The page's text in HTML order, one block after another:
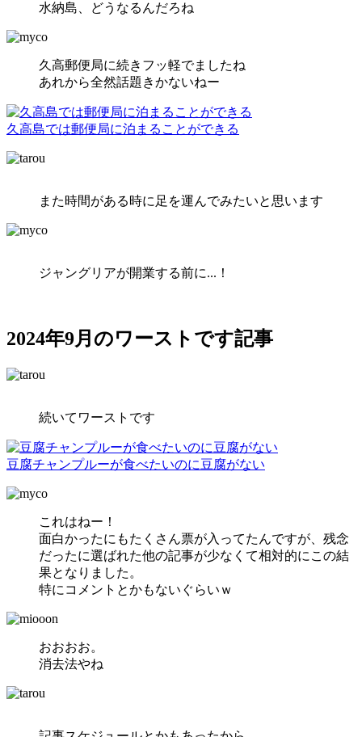
水納島、どうなるんだろね
久高郵便局に続きフッ軽でましたね
あれから全然話題きかないねー
久高島では郵便局に泊まることができる
また時間がある時に足を運んでみたいと思います
ジャングリアが開業する前に...！
2024年9月のワーストです記事
続いてワーストです
豆腐チャンプルーが食べたいのに豆腐がない
これはねー！
面白かったにもたくさん票が入ってたんですが、残念
だったに選ばれた他の記事が少なくて相対的にこの結
果となりました。
特にコメントとかもないぐらいｗ
おおおお。
消去法やね